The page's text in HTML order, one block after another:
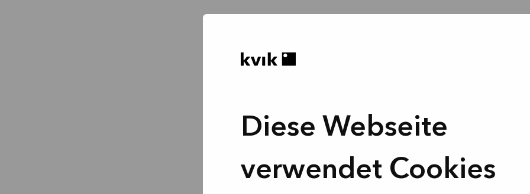
Diese Webseite
verwendet Cookies